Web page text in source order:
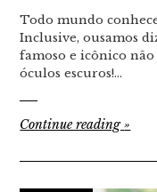
Todo mundo
Inclusive, ousamos
famoso e icônico não
óculos escuros!…
Continue reading»